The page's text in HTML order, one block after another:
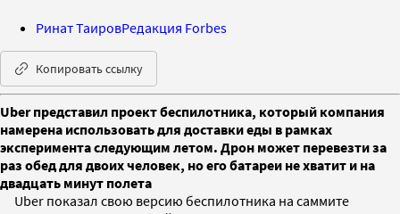
Ринат ТаировРедакция Forbes
Копировать ссылку
Uber представил проект беспилотника, который компания
намерена использовать для доставки еды в рамках
эксперимента следующим летом. Дрон может перевезти за
раз обед для двоих человек, но его батареи не хватит и на
двадцать минут полета
Uber показал свою версию беспилотника на саммите